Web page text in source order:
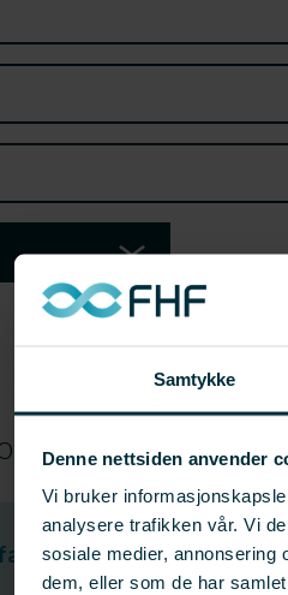
Samtykke
Denne nettsiden anvender
Vi bruker
analysere trafikken vår. Vi
sosiale medier, annonsering
dem, eller som de har
2